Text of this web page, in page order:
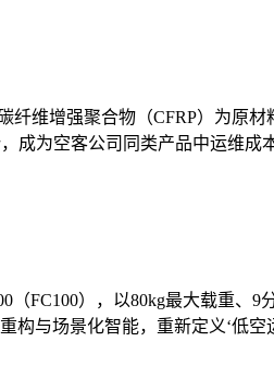
维增强聚合物（CFRP）为原
成为空客公司同类产品中运维成
（FC100），以80kg最大载重
构与场景化智能，重新定义‘低空